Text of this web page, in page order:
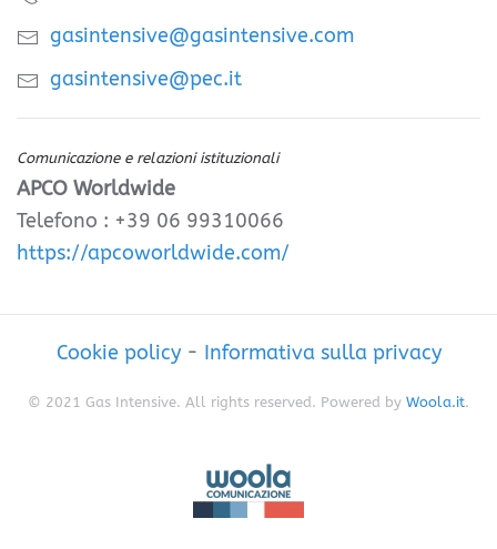
gasintensive@gasintensive.com
gasintensive@pec.it
Comunicazione e relazioni istituzionali
APCO Worldwide
Telefono : +39 06 99310066
https://apcoworldwide.com/
Cookie policy- Informativa sulla privacy
© 2021 Gas Intensive. All rights reserved. Powered by Woola.it.